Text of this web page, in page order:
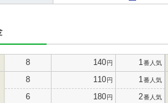
8 140円 1 番人気
8 110円 1 番人気
6 180円 2番人気